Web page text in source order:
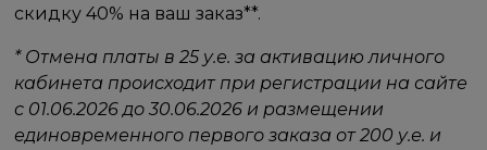
скидку 40% на ваш заказ**.
* Отмена платы в 25 у.е. за активацию личного
кабинета происходит при регистрации на сайте
с 01.06.2026 до 30.06.2026 и размещении
единовременного первого заказа от 200 у.е. и